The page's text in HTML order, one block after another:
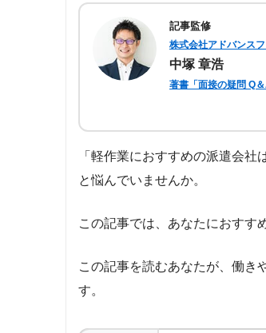
記事監修
株式会社アドバンス
中塚 章浩
著書「面接の疑問 Q＆
のべ約2,000名もの転
はしっかりとした情
「軽作業におすすめの派遣会社
と悩んでいませんか。
この記事では、あなたにおすす
この記事を読むあなたが、働き
す。